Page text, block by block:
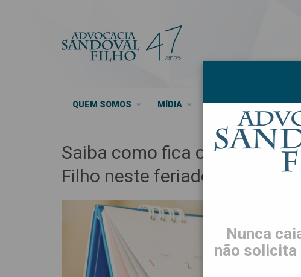
QUEM SOMOS MÍDIA SEUS DIREITOS
Saiba como fica o
Filho neste feriado
Nunca
não solicita